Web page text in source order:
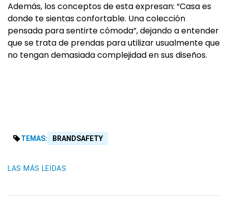
Además, los conceptos de esta expresan: “Casa es
donde te sientas confortable. Una colección
pensada para sentirte cómoda”, dejando a entender
que se trata de prendas para utilizar usualmente que
no tengan demasiada complejidad en sus diseños.
TEMAS: BRANDSAFETY
LAS MÁS LEIDAS